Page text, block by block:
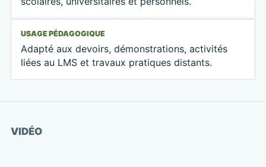
USAGE PÉDAGOGIQUE
Adapté aux devoirs, démonstrations, activités
liées au LMS et travaux pratiques distants.
VIDÉOVoir la vidéo